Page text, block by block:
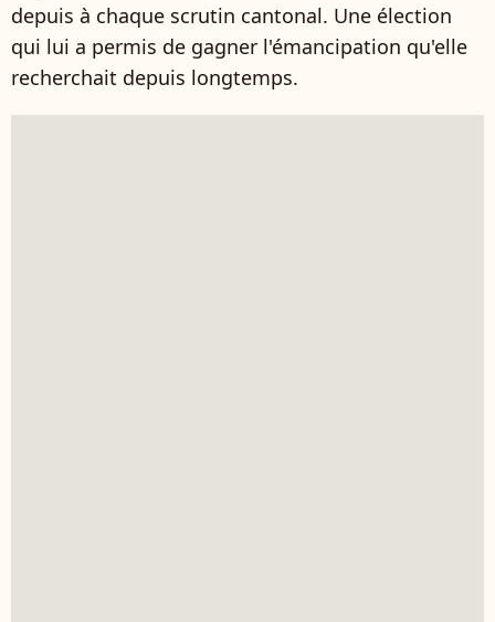
depuis à chaque scrutin cantonal. Une élection
qui lui a permis de gagner l'émancipation qu'elle
recherchait depuis longtemps.